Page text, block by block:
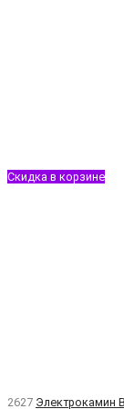
Скидка в корзине
2627 Электрокамин